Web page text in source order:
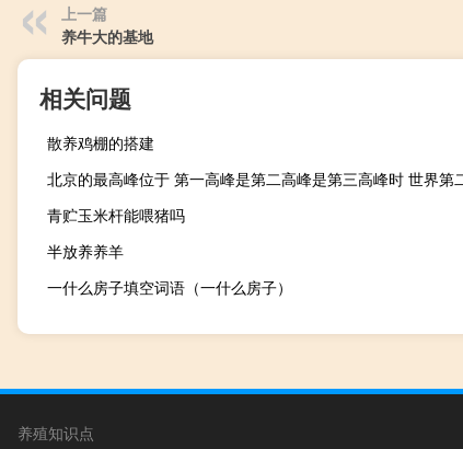
上一篇
养牛大的基地
相关问题
散养鸡棚的搭建
青贮玉米杆能喂猪吗
半放养养羊
一什么房子填空词语（一什么房子）
养殖知识点